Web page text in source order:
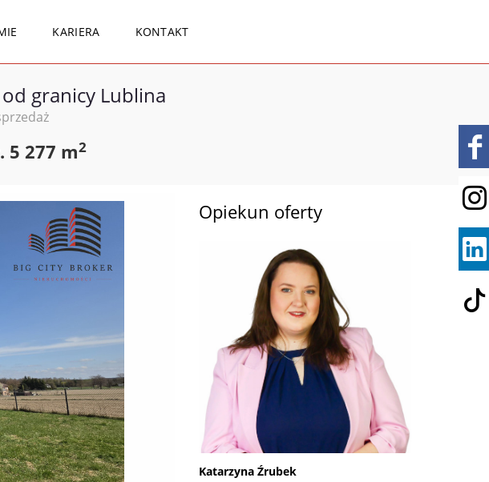
KARIERA KONTAKT
granicy Lublina
5 277 m2
Opiekun oferty
Katarzyna Źrubek